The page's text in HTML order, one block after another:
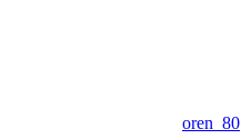
oren_80